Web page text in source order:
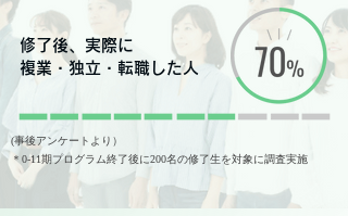
修了後、実際に
複業・独立・転職した人
(事後アンケートより）
＊0-11期プログラム終了後に200名の修了生を対象に調査実施